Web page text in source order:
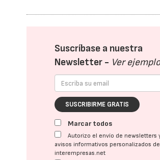
Suscríbase a nuestra
Newsletter - Ver
SUSCRIBIRME GRATIS
Marcar todos
Autorizo el envío de newsletters
avisos informativos personalizados de
interempresas.net